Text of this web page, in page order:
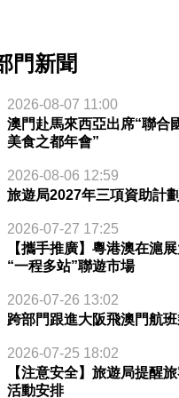
門新聞
2026-08-07 11:00
澳門赴馬來西亞出席“聯合
美食之都年會”
2026-08-06 12:59
旅遊局2027年三項資助計
2026-07-27 17:25
【攜手推廣】粵港澳在滬
“一程多站”聯遊市場
2026-07-26 13:02
跨部門跟進大阪飛澳門航
2026-07-25 18:02
【注意安全】旅遊局提醒
活動安排